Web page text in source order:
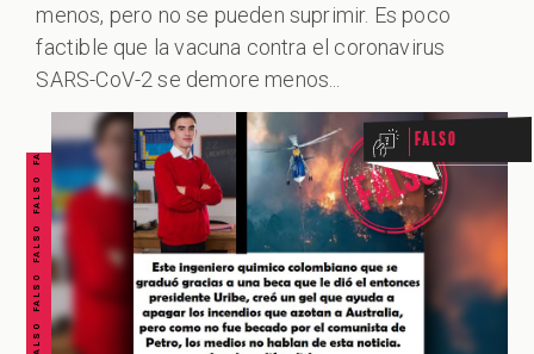
menos, pero no se pueden suprimir. Es poco
factible que la vacuna contra el coronavirus
SARS-CoV-2 se demore menos...
FALSO FALSO FALSO FALSO FALSO FALSO FALSO Falso